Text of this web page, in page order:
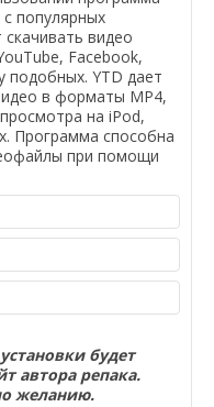
популярных
видео
Facebook,
подобных. YTD дает
в форматы MP4,
на iPod,
Программа способна
при помощи
будет
автора репака.
желанию.